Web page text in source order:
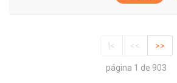
|< << >>
página 1 de 903